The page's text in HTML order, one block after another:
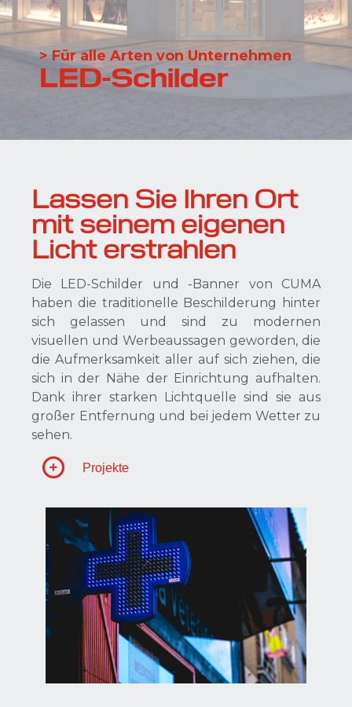
> Für alle Arten von Unternehmen
LED-Schilder
Lassen Sie Ihren Ort
mit seinem eigenen
Licht erstrahlen
Die LED-Schilder und -Banner von CUMA
haben die traditionelle Beschilderung hinter
sich gelassen und sind zu modernen
visuellen und Werbeaussagen geworden, die
die Aufmerksamkeit aller auf sich ziehen, die
sich in der Nähe der Einrichtung aufhalten.
Dank ihrer starken Lichtquelle sind sie aus
großer Entfernung und bei jedem Wetter zu
sehen.
Projekte